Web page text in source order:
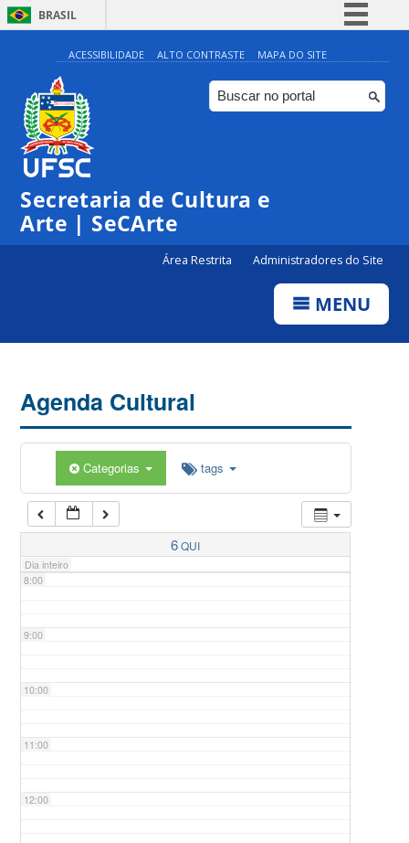
BRASIL
Simplifique!
Comunica BR
Participe
ACESSIBILIDADE ALTO CONTRASTE MAPA DO SITE
Secretaria de Cultura e
Arte | SeCArte
Área Restrita Administradores do Site
MENU
Agenda Cultural
Categorias tags
6QUI
Dia inteiro
0:00
1:00
5:00
7:00
8:00
9:00
10:00
11:00
12:00